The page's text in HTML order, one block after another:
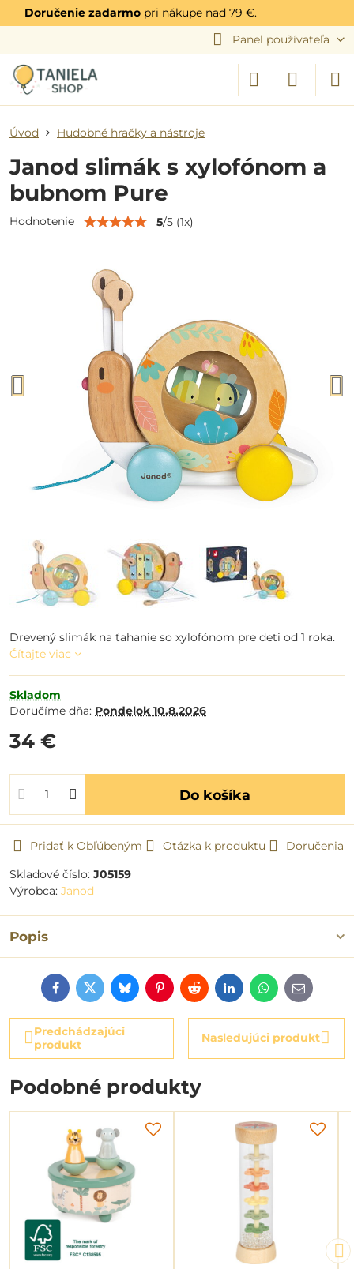
Doručenie zadarmo pri nákupe nad 79 €.
Panel používateľa
Úvod Hudobné hračky a nástroje
Janod slimák s xylofónom a
bubnom Pure
Hodnotenie 5/5 (1x)
Drevený slimák na ťahanie so xylofónom pre deti od 1 roka.
Čítajte viac
Skladom
Doručíme dňa: Pondelok 10.8.2026
34 €
Do košíka
Pridať k Obľúbeným Otázka k produktu
Doručenia
Skladové číslo: J05159
Výrobca: Janod
Popis
FacebookTwitterBlueskyPinterestRedditLinkedInWhatsApp
E-
mail
Predchádzajúci
produkt
Nasledujúci produkt
Podobné produkty